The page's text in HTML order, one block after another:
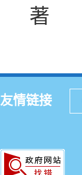
著
友情链接